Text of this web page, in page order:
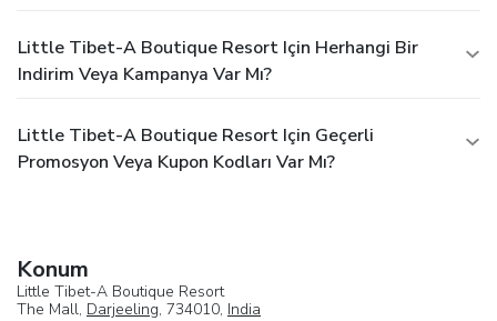
Little Tibet-A Boutique Resort Için Herhangi Bir
Indirim Veya Kampanya Var Mı?
Little Tibet-A Boutique Resort Için Geçerli
Promosyon Veya Kupon Kodları Var Mı?
Konum
Little Tibet-A Boutique Resort
The Mall, Darjeeling, 734010, India